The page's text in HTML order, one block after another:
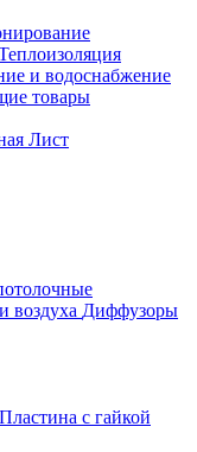
и водоснабжение
товары
Лист
воздуха Диффузоры
Пластина с гайкой